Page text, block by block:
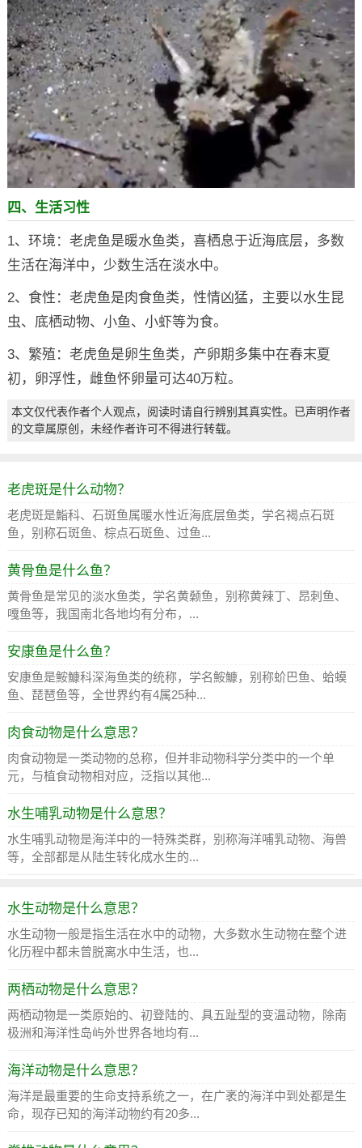
四、生活习性
1、环境：老虎鱼是暖水鱼类，喜栖息于近海底层，多数
生活在海洋中，少数生活在淡水中。
2、食性：老虎鱼是肉食鱼类，性情凶猛，主要以水生昆
虫、底栖动物、小鱼、小虾等为食。
3、繁殖：老虎鱼是卵生鱼类，产卵期多集中在春末夏
初，卵浮性，雌鱼怀卵量可达40万粒。
本文仅代表作者个人观点，阅读时请自行辨别其真实性。已声明作者
的文章属原创，未经作者许可不得进行转载。
老虎斑是什么动物？
老虎斑是鮨科、石斑鱼属暖水性近海底层鱼类，学名褐点石斑
鱼，别称石斑鱼、棕点石斑鱼、过鱼...
黄骨鱼是什么鱼？
黄骨鱼是常见的淡水鱼类，学名黄颡鱼，别称黄辣丁、昂刺鱼、
嘎鱼等，我国南北各地均有分布，...
安康鱼是什么鱼？
安康鱼是鮟鱇科深海鱼类的统称，学名鮟鱇，别称蚧巴鱼、蛤蟆
鱼、琵琶鱼等，全世界约有4属25种...
肉食动物是什么意思？
肉食动物是一类动物的总称，但并非动物科学分类中的一个单
元，与植食动物相对应，泛指以其他...
水生哺乳动物是什么意思？
水生哺乳动物是海洋中的一特殊类群，别称海洋哺乳动物、海兽
等，全部都是从陆生转化成水生的...
水生动物是什么意思？
水生动物一般是指生活在水中的动物，大多数水生动物在整个进
化历程中都未曾脱离水中生活，也...
两栖动物是什么意思？
两栖动物是一类原始的、初登陆的、具五趾型的变温动物，除南
极洲和海洋性岛屿外世界各地均有...
海洋动物是什么意思？
海洋是最重要的生命支持系统之一，在广袤的海洋中到处都是生
命，现存已知的海洋动物约有20多...